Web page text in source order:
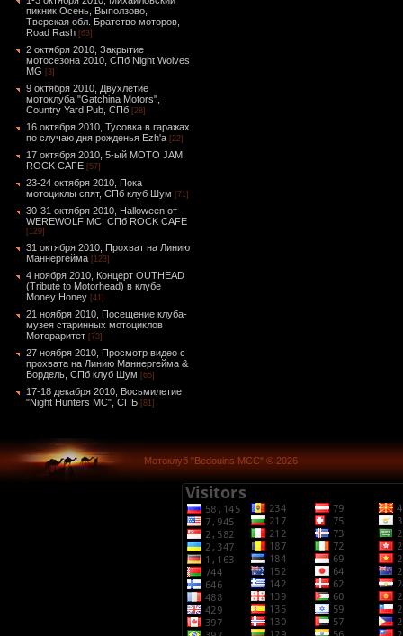
пикник Осень, Выползово,
Тверская обл. Братство моторов,
Road Rash [63]
2 октября 2010, Закрытие
мотосезона 2010, СПб Night Wolves
MG [3]
9 октября 2010, Двухлетие
мотоклуба "Gatchina Motors",
Country Yard Pub, СПб [28]
16 октября 2010, Тусовка в гаражах
по случаю дня рожденья Ezh'а [22]
17 октября 2010, 5-ый MOTO JAM,
ROCK CAFE [57]
23-24 октября 2010, Пока
мотоциклы спят, СПб клуб Шум [71]
30-31 октября 2010, Halloween от
WEREWOLF MC, СПб ROCK CAFE
[129]
31 октября 2010, Прохват на Линию
Маннергейма [123]
4 ноября 2010, Концерт OUTHEAD
(Tribute to Motorhead) в клубе
Money Honey [41]
21 ноября 2010, Посещение клуба-
музея старинных мотоциклов
Мотораритет [73]
27 ноября 2010, Просмотр видео с
прохвата на Линию Маннергейма &
Бордель, СПб клуб Шум [65]
17-18 декабря 2010, Восьмилетие
"Night Hunters MC", СПБ [81]
Мотоклуб "Bedouins MCC" © 2026